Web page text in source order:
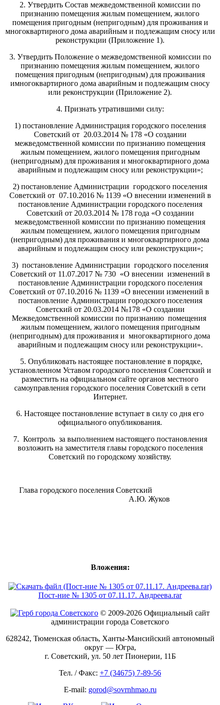
2. Утвердить Состав межведомственной комиссии по
признанию помещения жилым помещением, жилого
помещения пригодным (непригодным) для проживания и
многоквартирного дома аварийным и подлежащим сносу или
реконструкции (Приложение 1).
3. Утвердить Положение о межведомственной комиссии по
признанию помещения жилым помещением, жилого
помещения пригодным (непригодным) для проживания
имногоквартирного дома аварийным и подлежащим сносу
или реконструкции (Приложение 2).
4. Признать утратившими силу:
1) постановление Администрация городского поселения
Советский от 20.03.2014 № 178 «О создании
межведомственной комиссии по признанию помещения
жилым помещением, жилого помещения пригодным
(непригодным) для проживания и многоквартирного дома
аварийным и подлежащим сносу или реконструкции»;
2) постановление Администрации городского поселения
Советский от 07.10.2016 № 1139 «О внесении изменений в
постановление Администрации городского поселения
Советский от 20.03.2014 № 178 года «О создании
межведомственной комиссии по признанию помещения
жилым помещением, жилого помещения пригодным
(непригодным) для проживания и многоквартирного дома
аварийным и подлежащим сносу или реконструкции»;
3) постановление Администрации городского поселения
Советский от 11.07.2017 № 730 «О внесении изменений в
постановление Администрации городского поселения
Советский от 07.10.2016 № 1139 «О внесении изменений в
постановление Администрации городского поселения
Советский от 20.03.2014 №178 «О создании
Межведомственной комиссии по признанию помещения
жилым помещением, жилого помещения пригодным
(непригодным) для проживания и многоквартирного дома
аварийным и подлежащим сносу или реконструкции».
5. Опубликовать настоящее постановление в порядке,
установленном Уставом городского поселения Советский и
разместить на официальном сайте органов местного
самоуправления городского поселения Советский в сети
Интернет.
6. Настоящее постановление вступает в силу со дня его
официального опубликования.
7. Контроль за выполнением настоящего постановления
возложить на заместителя главы городского поселения
Советский по городскому хозяйству.
Глава городского поселения Советский
А.Ю. Жуков
Вложения:
Пост-ние № 1305 от 07.11.17. Андреева.rar
© 2009-2026 Официальный сайт
администрации города Советского
628242, Тюменская область, Ханты-Мансийский автономный
округ — Югра,
г. Советский, ул. 50 лет Пионерии, 11Б
Тел. / Факс: +7 (34675) 7-89-56
E-mail: gorod@sovrnhmao.ru